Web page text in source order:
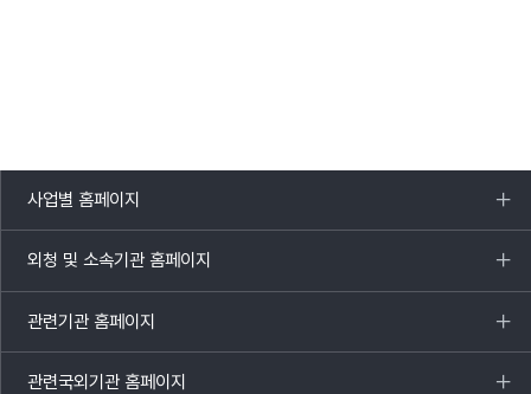
사업별 홈페이지
목록
열기
외청 및 소속기관 홈페이지
목록
열기
관련기관 홈페이지
목록
열기
관련국외기관 홈페이지